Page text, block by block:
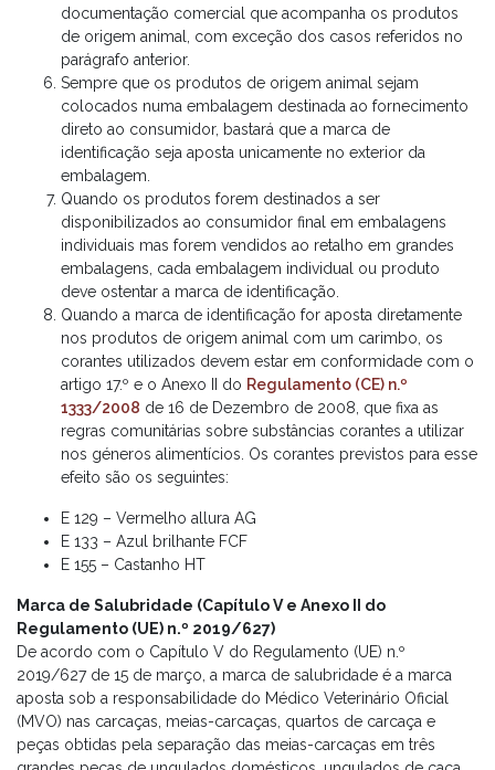
documentação comercial que acompanha os produtos
de origem animal, com exceção dos casos referidos no
parágrafo anterior.
Sempre que os produtos de origem animal sejam
colocados numa embalagem destinada ao fornecimento
direto ao consumidor, bastará que a marca de
identificação seja aposta unicamente no exterior da
embalagem.
Quando os produtos forem destinados a ser
disponibilizados ao consumidor final em embalagens
individuais mas forem vendidos ao retalho em grandes
embalagens, cada embalagem individual ou produto
deve ostentar a marca de identificação.
Quando a marca de identificação for aposta diretamente
nos produtos de origem animal com um carimbo, os
corantes utilizados devem estar em conformidade com o
artigo 17.º e o Anexo II do Regulamento (CE) n.º
1333/2008 de 16 de Dezembro de 2008, que fixa as
regras comunitárias sobre substâncias corantes a utilizar
nos géneros alimentícios. Os corantes previstos para esse
efeito são os seguintes:
E 129 – Vermelho allura AG
E 133 – Azul brilhante FCF
E 155 – Castanho HT
Marca de Salubridade (Capítulo V e Anexo II do
Regulamento (UE) n.º 2019/627)
De acordo com o Capítulo V do Regulamento (UE) n.º
2019/627 de 15 de março, a marca de salubridade é a marca
aposta sob a responsabilidade do Médico Veterinário Oficial
(MVO) nas carcaças, meias-carcaças, quartos de carcaça e
peças obtidas pela separação das meias-carcaças em três